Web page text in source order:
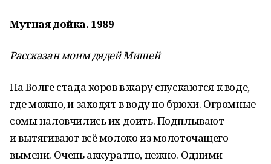
Мутная дойка. 1989
Рассказан моим дядей Мишей
На Волге стада коров в жару спускаются к воде,
где можно, и заходят в воду по брюхи. Огромные
сомы наловчились их доить. Подплывают
и вытягивают всё молоко из молоточащего
вымени. Очень аккуратно, нежно. Одними